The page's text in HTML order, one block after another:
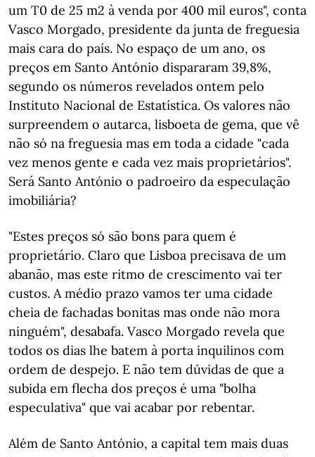
um T0 de 25 m2 à venda por 400 mil euros", conta
Vasco Morgado, presidente da junta de freguesia
mais cara do país. No espaço de um ano, os
preços em Santo António dispararam 39,8%,
segundo os números revelados ontem pelo
Instituto Nacional de Estatística. Os valores não
surpreendem o autarca, lisboeta de gema, que vê
não só na freguesia mas em toda a cidade "cada
vez menos gente e cada vez mais proprietários".
Será Santo António o padroeiro da especulação
imobiliária?
"Estes preços só são bons para quem é
proprietário. Claro que Lisboa precisava de um
abanão, mas este ritmo de crescimento vai ter
custos. A médio prazo vamos ter uma cidade
cheia de fachadas bonitas mas onde não mora
ninguém", desabafa. Vasco Morgado revela que
todos os dias lhe batem à porta inquilinos com
ordem de despejo. E não tem dúvidas de que a
subida em flecha dos preços é uma "bolha
especulativa" que vai acabar por rebentar.
Além de Santo António, a capital tem mais duas